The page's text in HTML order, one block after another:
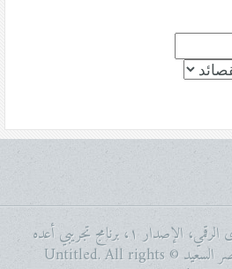
برنامج (زِمَام) لإدارة المحتوى الرقمي، الإصدار ١، برنامج تجريبي أعده
وبرمجه عبد الرحمن بن ناصر السعيد © Untitled. All rights